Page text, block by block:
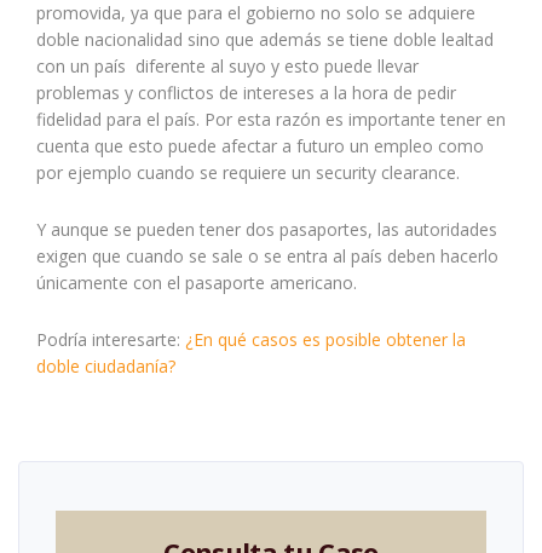
promovida, ya que para el gobierno no solo se adquiere
doble nacionalidad sino que además se tiene doble lealtad
con un país diferente al suyo y esto puede llevar
problemas y conflictos de intereses a la hora de pedir
fidelidad para el país. Por esta razón es importante tener en
cuenta que esto puede afectar a futuro un empleo como
por ejemplo cuando se requiere un security clearance.
Y aunque se pueden tener dos pasaportes, las autoridades
exigen que cuando se sale o se entra al país deben hacerlo
únicamente con el pasaporte americano.
Podría interesarte: ¿En qué casos es posible obtener la
doble ciudadanía?